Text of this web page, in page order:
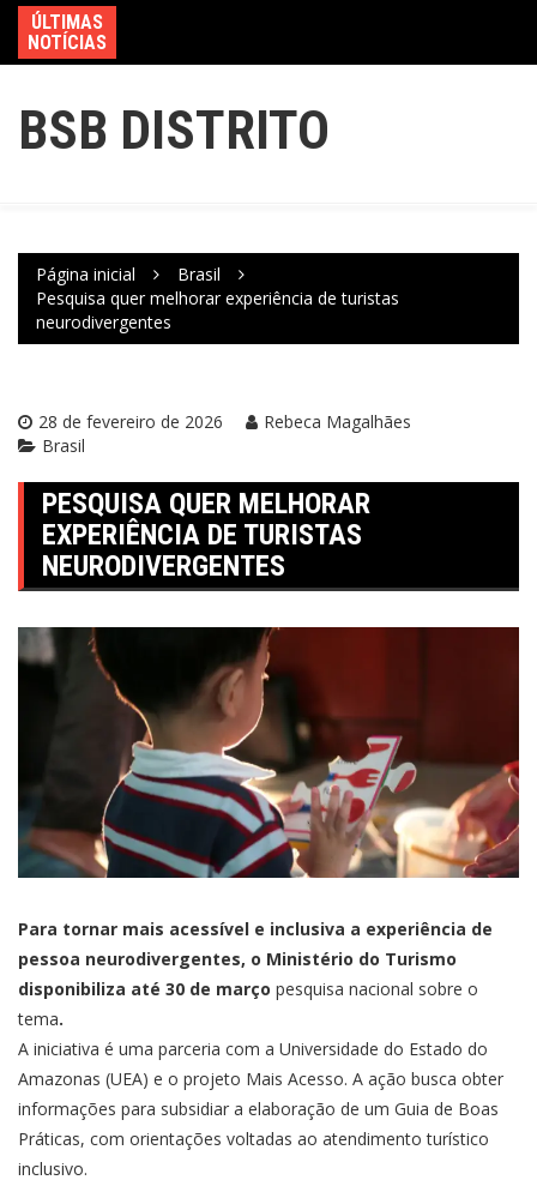
ÚLTIMAS
NOTÍCIAS
BSB DISTRITO
Página inicial
Brasil
Pesquisa quer melhorar experiência de turistas
neurodivergentes
28 de fevereiro de 2026
Rebeca Magalhães
Brasil
PESQUISA QUER MELHORAR
EXPERIÊNCIA DE TURISTAS
NEURODIVERGENTES
Para tornar mais acessível e inclusiva a experiência de
pessoa neurodivergentes, o Ministério do Turismo
disponibiliza até 30 de março pesquisa nacional sobre o
tema.
A iniciativa é uma parceria com a Universidade do Estado do
Amazonas (UEA) e o projeto Mais Acesso. A ação busca obter
informações para subsidiar a elaboração de um Guia de Boas
Práticas, com orientações voltadas ao atendimento turístico
inclusivo.